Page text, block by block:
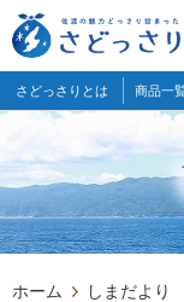
さどっさりとは 商品一
ホーム しまだより